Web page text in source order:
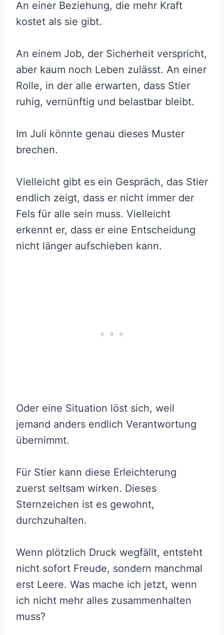
An einer Beziehung, die mehr Kraft
kostet als sie gibt.
An einem Job, der Sicherheit verspricht,
aber kaum noch Leben zulässt. An einer
Rolle, in der alle erwarten, dass Stier
ruhig, vernünftig und belastbar bleibt.
Im Juli könnte genau dieses Muster
brechen.
Vielleicht gibt es ein Gespräch, das Stier
endlich zeigt, dass er nicht immer der
Fels für alle sein muss. Vielleicht
erkennt er, dass er eine Entscheidung
nicht länger aufschieben kann.
Oder eine Situation löst sich, weil
jemand anders endlich Verantwortung
übernimmt.
Für Stier kann diese Erleichterung
zuerst seltsam wirken. Dieses
Sternzeichen ist es gewohnt,
durchzuhalten.
Wenn plötzlich Druck wegfällt, entsteht
nicht sofort Freude, sondern manchmal
erst Leere. Was mache ich jetzt, wenn
ich nicht mehr alles zusammenhalten
muss?